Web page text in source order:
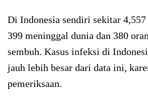
Di Indonesia sendiri sekitar
399 meninggal dunia dan 380
sembuh. Kasus infeksi di
jauh lebih besar dari data ini,
pemeriksaan.